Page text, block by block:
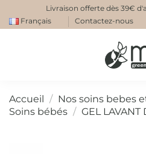
Livraison offerte dès 39€
Français
Contactez-nous
Accueil
Nos soins bebes
Soins bébés
GEL LAVANT